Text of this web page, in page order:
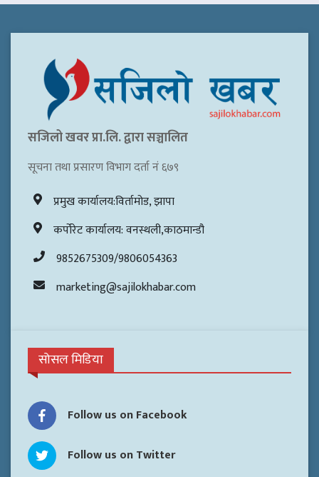
सजिलो खवर प्रा.लि. द्वारा सञ्चालित
सूचना तथा प्रसारण विभाग दर्ता नं ६७९
प्रमुख कार्यालय:विर्तामोड, झापा
कर्पोरेट कार्यालय: वनस्थली,काठमान्डौ
9852675309/9806054363
marketing@sajilokhabar.com
सोसल मिडिया
Follow us on Facebook
Follow us on Twitter